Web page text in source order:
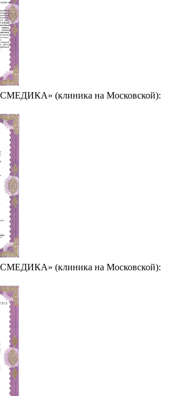
(клиника на Московской):
(клиника на Московской):